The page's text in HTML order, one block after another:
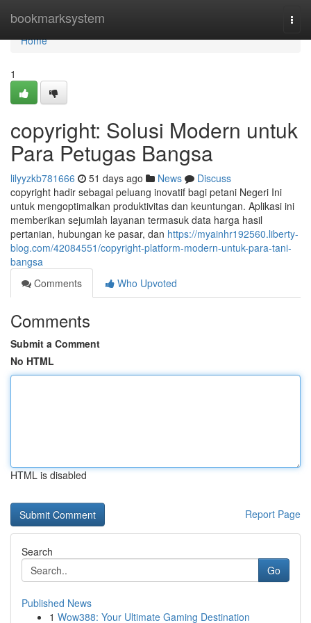
bookmarksystem
Home
Home
1
copyright: Solusi Modern untuk
Para Petugas Bangsa
lilyyzkb781666 51 days ago News
Discuss
copyright hadir sebagai peluang inovatif bagi petani Negeri Ini
untuk mengoptimalkan produktivitas dan keuntungan. Aplikasi ini
memberikan sejumlah layanan termasuk data harga hasil
pertanian, hubungan ke pasar, dan https://myainhr192560.liberty-
blog.com/42084551/copyright-platform-modern-untuk-para-tani-
bangsa
Comments
Who Upvoted
Comments
Submit a Comment
No HTML
HTML is disabled
Report Page
Search
Go
Published News
1 Wow388: Your Ultimate Gaming Destination